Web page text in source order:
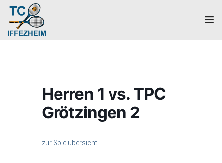
Herren 1 vs. TPC
Grötzingen 2
zur Spielübersicht